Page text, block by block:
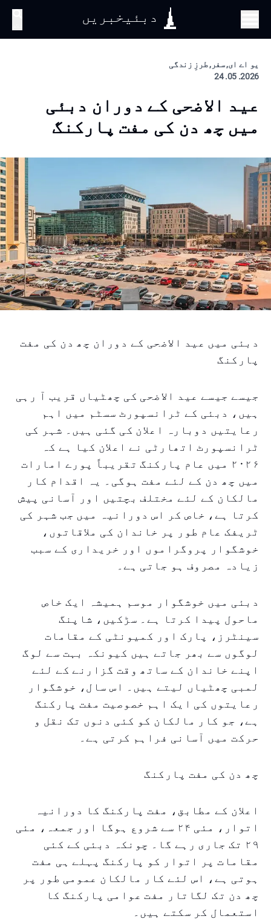
دبئیخبریں
یو اے ای, سفر, طرزِ زندگی
2026. 05. 24
عید الاضحی کے دوران دبئی
میں چھ دن کی مفت پارکنگ
دبئی میں عید الاضحی کے دوران چھ دن کی مفت
پارکنگ
جیسے جیسے عید الاضحی کی چھٹیاں قریب آ رہی
ہیں، دبئی کے ٹرانسپورٹ سسٹم میں اہم
رعایتیں دوبارہ اعلان کی گئی ہیں۔ شہر کی
ٹرانسپورٹ اتھارٹی نے اعلان کیا ہے کہ
۲۰۲۶ میں عام پارکنگ تقریباً پورے امارات
میں چھ دن کے لئے مفت ہوگی۔ یہ اقدام کار
مالکان کے لئے مختلف بچتیں اور آسانی پیش
کرتا ہے، خاص کر اس دورانیہ میں جب شہر کی
ٹریفک عام طور پر خاندان کی ملاقاتوں،
خوشگوار پروگراموں اور خریداری کے سبب
زیادہ مصروف ہو جاتی ہے۔
دبئی میں خوشگوار موسم ہمیشہ ایک خاص
ماحول پیدا کرتا ہے۔ سڑکیں، شاپنگ
سینٹرز، پارک اور کمیونٹی کے مقامات
لوگوں سے بھر جاتے ہیں کیونکہ بہت سے لوگ
اپنے خاندان کے ساتھ وقت گزارنے کے لئے
لمبی چھٹیاں لیتے ہیں۔ اس سال، خوشگوار
رعایتوں کی ایک اہم خصوصیت مفت پارکنگ
ہے، جو کار مالکان کو کئی دنوں تک نقل و
حرکت میں آسانی فراہم کرتی ہے۔
چھ دن کی مفت پارکنگ
اعلان کے مطابق، مفت پارکنگ کا دورانیہ
اتوار، مئی ۲۴ سے شروع ہوگا اور جمعہ، مئی
۲۹ تک جاری رہے گا۔ چونکہ دبئی کے کئی
مقامات پر اتوار کو پارکنگ پہلے ہی مفت
ہوتی ہے، اس لئے کار مالکان عمومی طور پر
چھ دن تک لگاتار مفت عوامی پارکنگ کا
استعمال کر سکتے ہیں۔